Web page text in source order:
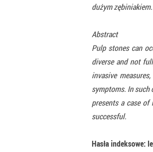
dużym
Abstract
Pulp stones can
diverse and not
invasive
symptoms. In such
presents a case
successful.
Hasła indeksowe: